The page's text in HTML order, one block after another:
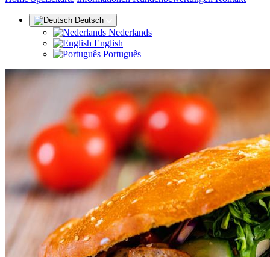
Deutsch
Nederlands
English
Português